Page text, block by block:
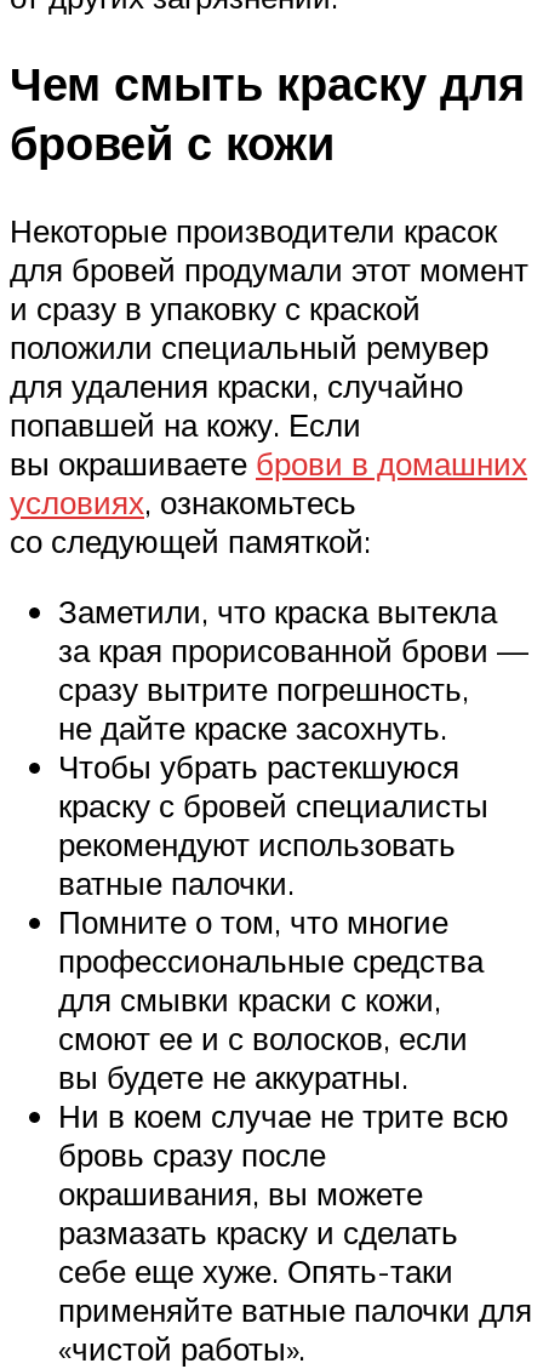
Чем смыть краску для
бровей с кожи
Некоторые производители красок
для бровей продумали этот момент
и сразу в упаковку с краской
положили специальный ремувер
для удаления краски, случайно
попавшей на кожу. Если
вы окрашиваете брови в домашних
условиях, ознакомьтесь
со следующей памяткой:
Заметили, что краска вытекла
за края прорисованной брови —
сразу вытрите погрешность,
не дайте краске засохнуть.
Чтобы убрать растекшуюся
краску с бровей специалисты
рекомендуют использовать
ватные палочки.
Помните о том, что многие
профессиональные средства
для смывки краски с кожи,
смоют ее и с волосков, если
вы будете не аккуратны.
Ни в коем случае не трите всю
бровь сразу после
окрашивания, вы можете
размазать краску и сделать
себе еще хуже. Опять-таки
применяйте ватные палочки для
«чистой работы».